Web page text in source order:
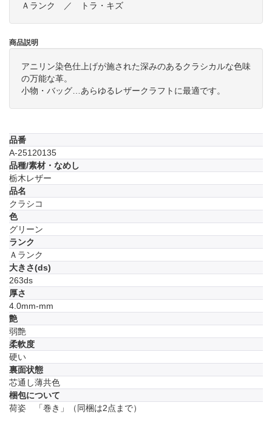
Ａランク ／ トラ・キズ
商品説明
アニリン染色仕上げが施された深みのあるクラシカルな色味
の万能な革。
小物・バッグ…あらゆるレザークラフトに最適です。
品番
A-25120135
品種/素材・なめし
栃木レザー
品名
クラシコ
色
グリーン
ランク
Ａランク
大きさ(ds)
263ds
厚さ
4.0mm-mm
艶
弱艶
柔軟度
硬い
裏面状態
芯通し薄共色
梱包について
荷姿 「巻き」（同梱は2点まで）